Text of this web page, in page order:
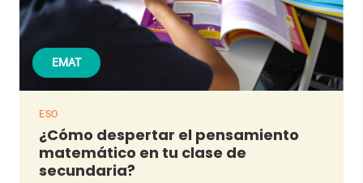
EMAT
ESO
¿Cómo despertar el pensamiento
matemático en tu clase de
secundaria?